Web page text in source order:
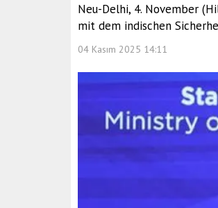
Neu-Delhi, 4. November
mit dem indischen
04 Kasım 2025 14:11